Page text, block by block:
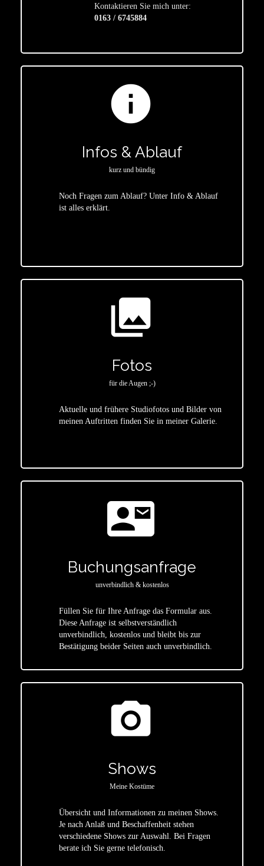
Kontaktieren Sie mich unter:
0163 / 6745884
info
Infos & Ablauf
kurz und bündig
Noch Fragen zum Ablauf? Unter Info & Ablauf
ist alles erklärt.
photo_library
Fotos
für die Augen ;-)
Aktuelle und frühere Studiofotos und Bilder von
meinen Auftritten finden Sie in meiner Galerie.
contact_mail
Buchungsanfrage
unverbindlich & kostenlos
Füllen Sie für Ihre Anfrage das Formular aus.
Diese Anfrage ist selbstverständlich
unverbindlich, kostenlos und bleibt bis zur
Bestätigung beider Seiten auch unverbindlich.
photo_camera
Shows
Meine Kostüme
Übersicht und Informationen zu meinen Shows.
Je nach Anlaß und Beschaffenheit stehen
verschiedene Shows zur Auswahl. Bei Fragen
berate ich Sie gerne telefonisch.